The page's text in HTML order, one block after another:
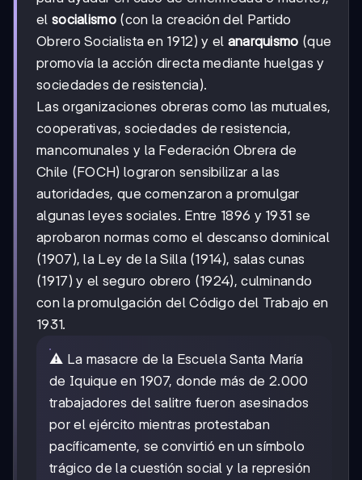
el socialismo(con la creación del Partido
Obrero Socialista en 1912) y el anarquismo (que
promovía la acción directa mediante huelgas y
sociedades de resistencia).
Las organizaciones obreras como las mutuales,
cooperativas, sociedades de resistencia,
mancomunales y la Federación Obrera de
Chile (FOCH) lograron sensibilizar a las
autoridades, que comenzaron a promulgar
algunas leyes sociales. Entre 1896 y 1931 se
aprobaron normas como el descanso dominical
(1907), la Ley de la Silla (1914), salas cunas
(1917) y el seguro obrero (1924), culminando
con la promulgación del Código del Trabajo en
1931.
⚠️ La masacre de la Escuela Santa María
de Iquique en 1907, donde más de 2.000
trabajadores del salitre fueron asesinados
por el ejército mientras protestaban
pacíficamente, se convirtió en un símbolo
trágico de la cuestión social y la represión